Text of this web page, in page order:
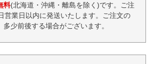
料(北海道・沖縄・離島を除く)です。ご注
営業日以内に発送いたします。ご注文の
少前後する場合がございます。